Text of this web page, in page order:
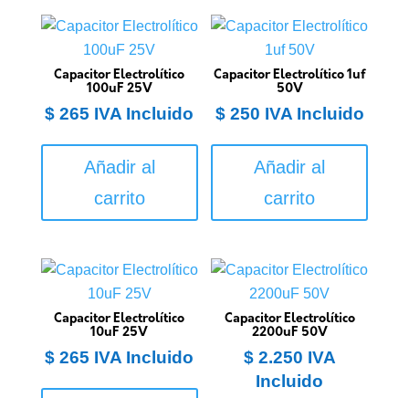
Capacitor Electrolítico
100uF 25V
$ 265 IVA Incluido
Añadir al
carrito
Capacitor Electrolítico 1uf
50V
$250 IVA Incluido
Añadir al
carrito
Capacitor Electrolítico
10uF 25V
$ 265 IVA Incluido
Capacitor Electrolítico
2200uF 50V
$2.250 IVA
Incluido